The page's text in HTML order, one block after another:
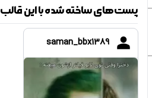
پست‌های ساخته شده با این قالب
saman_bbx1389